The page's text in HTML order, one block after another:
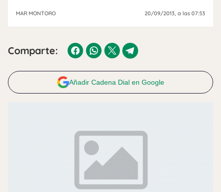
MAR MONTORO 20/09/2013, a las 07:53
Comparte:
Añadir Cadena Dial en Google